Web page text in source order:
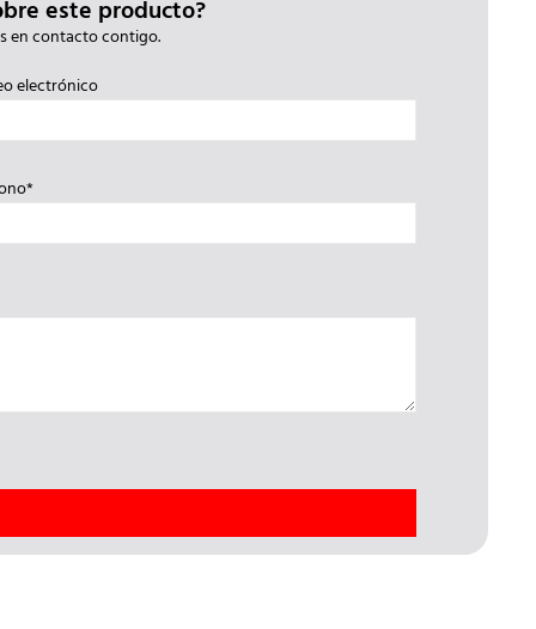
este producto?
en contacto contigo.
electrónico